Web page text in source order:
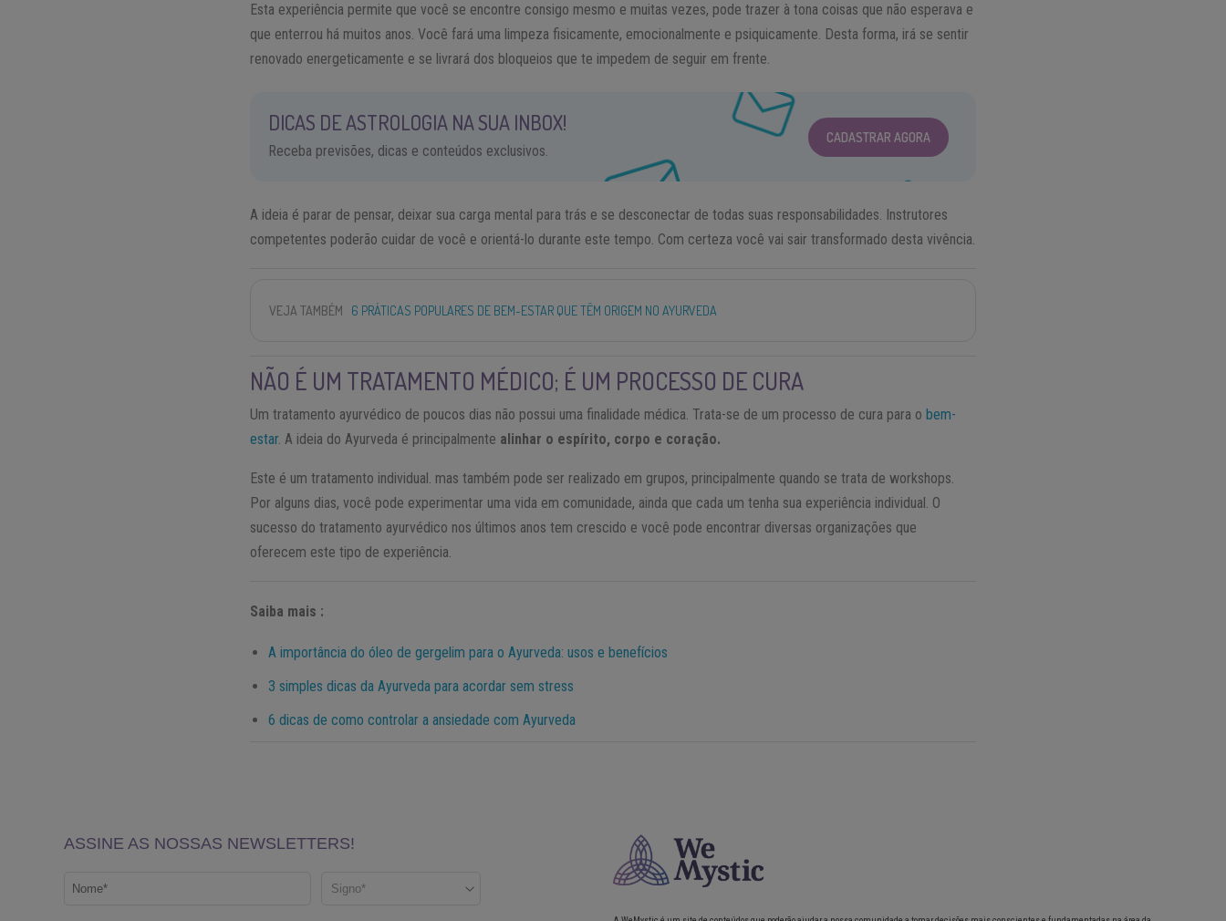
Esta experiência permite que você se encontre consigo mesmo e muitas vezes, pode trazer à tona coisas que não esperava e
que enterrou há muitos anos. Você fará uma limpeza fisicamente, emocionalmente e psiquicamente. Desta forma, irá se sentir
renovado energeticamente e se livrará dos bloqueios que te impedem de seguir em frente.
DICAS DE ASTROLOGIA NA SUA INBOX!
Receba previsões, dicas e conteúdos exclusivos.
CADASTRAR AGORA
A ideia é parar de pensar, deixar sua carga mental para trás e se desconectar de todas suas responsabilidades. Instrutores
competentes poderão cuidar de você e orientá-lo durante este tempo. Com certeza você vai sair transformado desta vivência.
VEJA TAMBÉM 6 PRÁTICAS POPULARES DE BEM-ESTAR QUE TÊM ORIGEM NO AYURVEDA
NÃO É UM TRATAMENTO MÉDICO; É UM PROCESSO DE CURA
Um tratamento ayurvédico de poucos dias não possui uma finalidade médica. Trata-se de um processo de cura para o bem-
estar. A ideia do Ayurveda é principalmente alinhar o espírito, corpo e coração.
Este é um tratamento individual. mas também pode ser realizado em grupos, principalmente quando se trata de workshops.
Por alguns dias, você pode experimentar uma vida em comunidade, ainda que cada um tenha sua experiência individual. O
sucesso do tratamento ayurvédico nos últimos anos tem crescido e você pode encontrar diversas organizações que
oferecem este tipo de experiência.
Saiba mais :
A importância do óleo de gergelim para o Ayurveda: usos e benefícios
3 simples dicas da Ayurveda para acordar sem stress
6 dicas de como controlar a ansiedade com Ayurveda